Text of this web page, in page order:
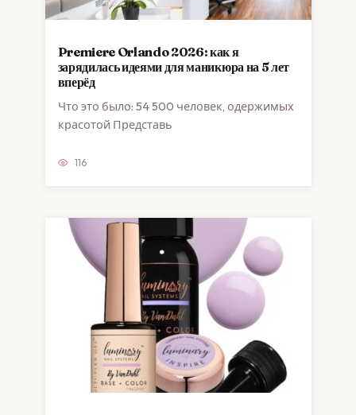
Premiere Orlando 2026: как я
зарядилась идеями для маникюра на 5 лет
вперёд
Что это было: 54 500 человек, одержимых
красотой Представь
116